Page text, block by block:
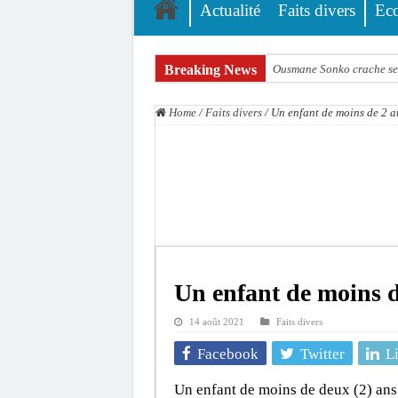
Actualité Faits divers
Breaking News Ousmane Sonko crache
Dahra Djoloff a vibré au
Moustapha Dramé
Crise en Guinée Bissau
Home / Faits divers / Un enfant de moins de 2
Un enfant de moins
14 août 2021 Faits divers
Facebook Twitter
Un enfant de moins de deux (2)